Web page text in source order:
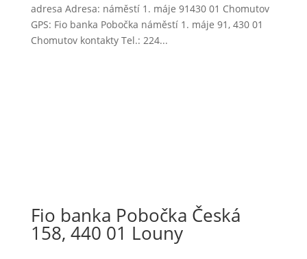
adresa Adresa: náměstí 1. máje 91430 01 Chomutov
GPS: Fio banka Pobočka náměstí 1. máje 91, 430 01
Chomutov kontakty Tel.: 224...
Fio banka Pobočka Česká
158, 440 01 Louny